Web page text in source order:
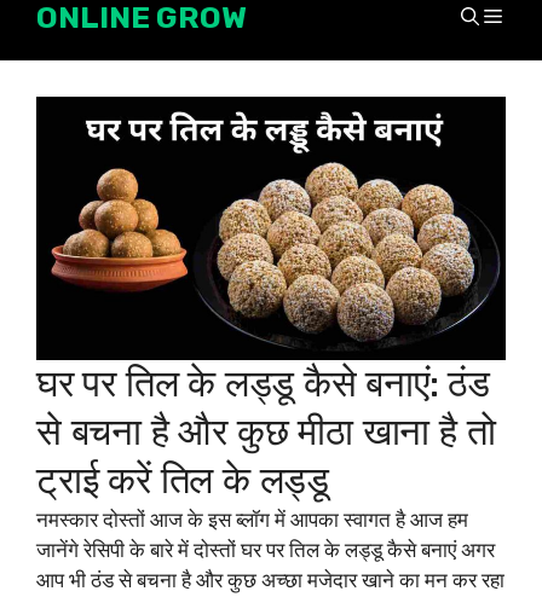
SkipONLINE GROW
घर पर तिल के लड्डू कैसे बनाएं: ठंड
से बचना है और कुछ मीठा खाना है तो
ट्राई करें तिल के लड्डू
नमस्कार दोस्तों आज के इस ब्लॉग में आपका स्वागत है आज हम
जानेंगे रेसिपी के बारे में दोस्तों घर पर तिल के लड्डू कैसे बनाएं अगर
आप भी ठंड से बचना है और कुछ अच्छा मजेदार खाने का मन कर रहा